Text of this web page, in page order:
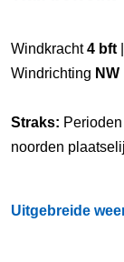
Windkracht4 bft
Windrichting NW
Straks:
noorden
Uitgebreide